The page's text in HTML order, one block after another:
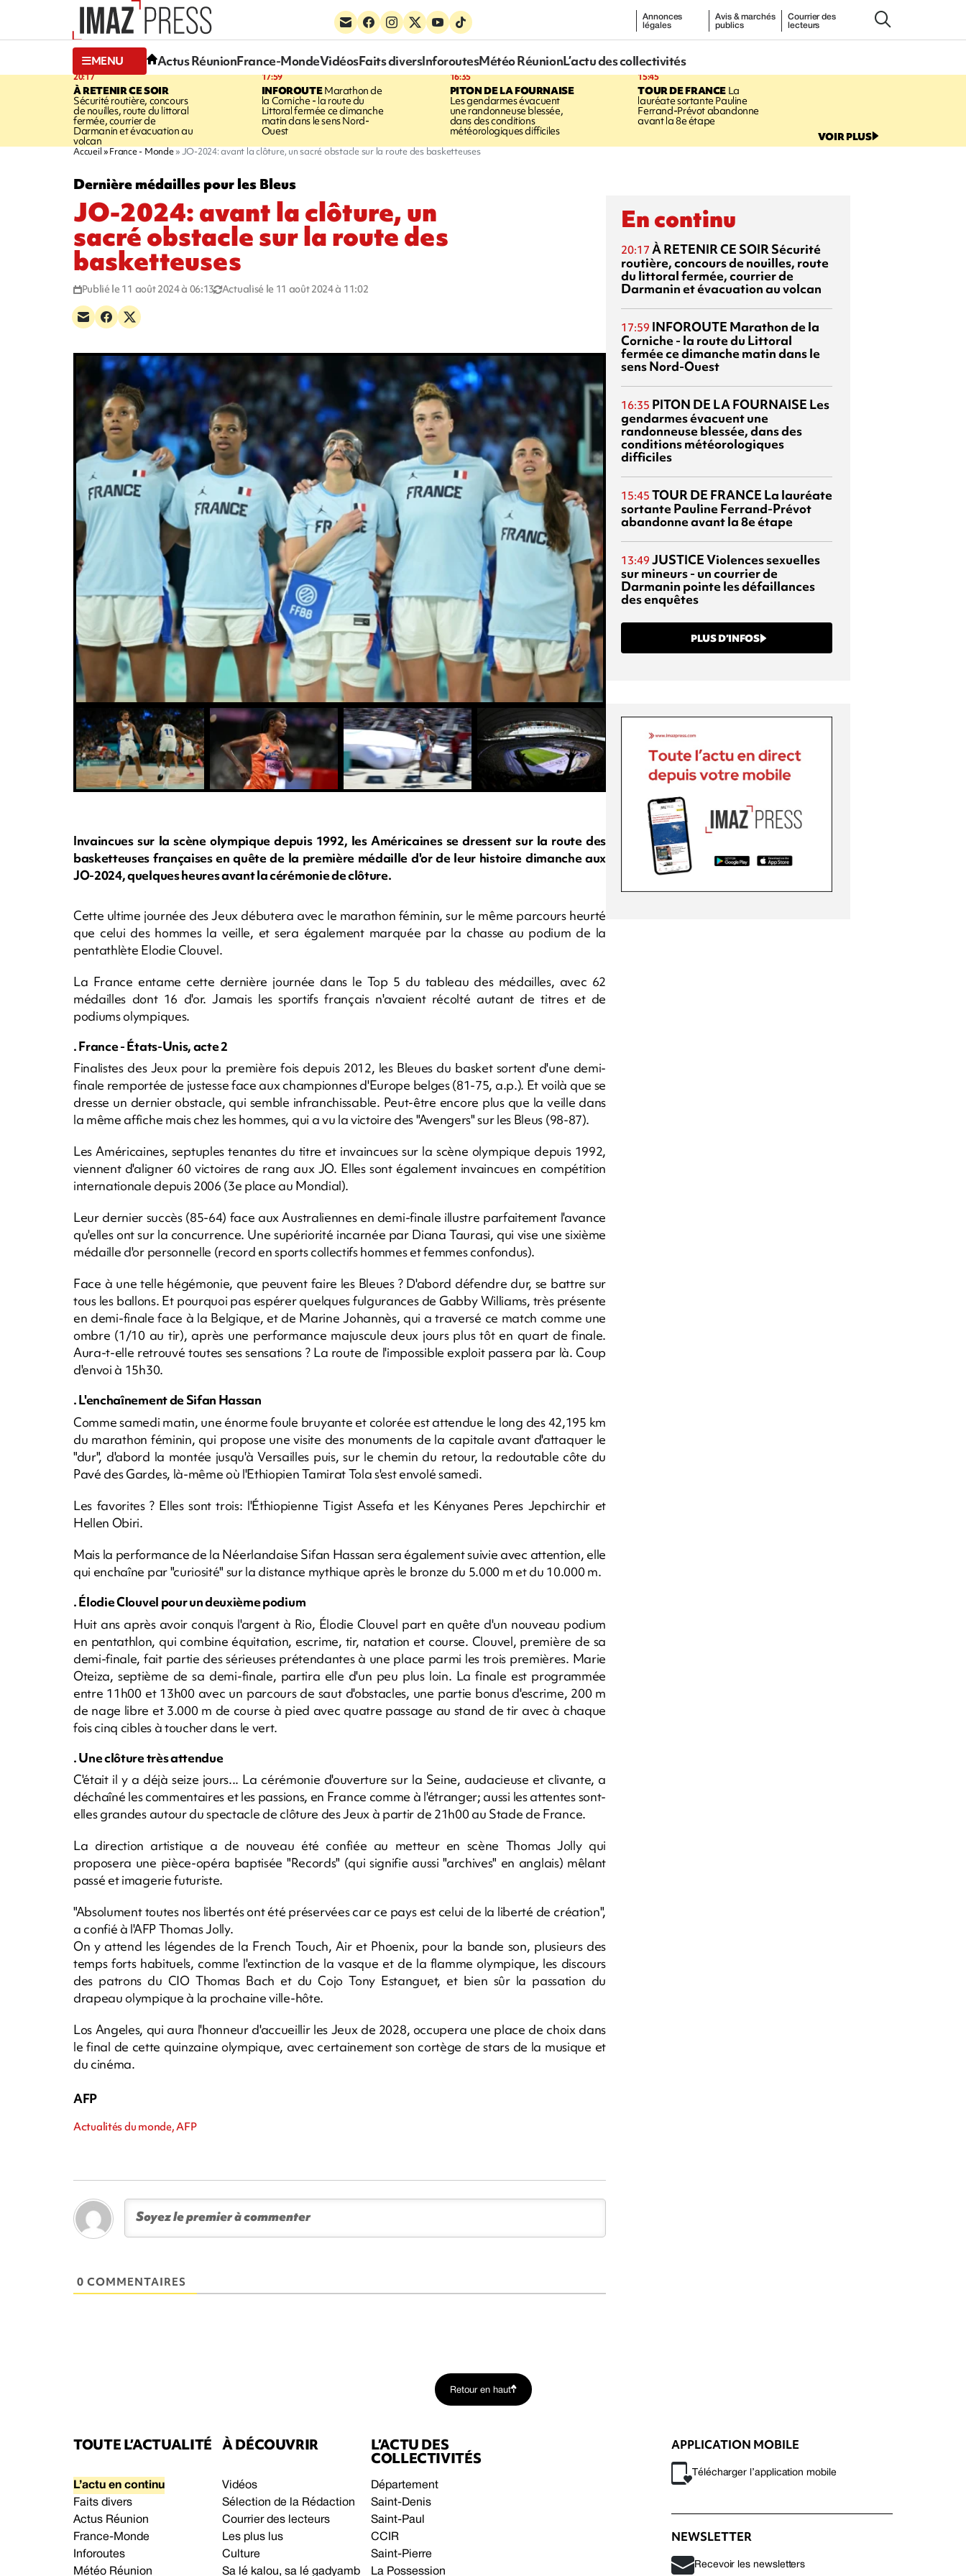
Annonces
légales
Avis & marchés
publics
Courrier des
lecteurs
MENU Actus RéunionFrance-MondeVidéosFaits diversInforoutesMétéo RéunionL’actu des collectivités
20:17
À RETENIR CE SOIR
Sécurité routière, concours
de nouilles, route du littoral
fermée, courrier de
Darmanin et évacuation au
volcan
17:59
INFOROUTEMarathon de
la Corniche - la route du
Littoral fermée ce dimanche
matin dans le sens Nord-
Ouest
16:35
PITON DE LA FOURNAISE
Les gendarmes évacuent
une randonneuse blessée,
dans des conditions
météorologiques difficiles
15:45
TOUR DE FRANCELa
lauréate sortante Pauline
Ferrand-Prévot abandonne
avant la 8e étape
VOIR PLUS
Accueil France - Monde JO-2024: avant la clôture, un sacré obstacle sur la route des basketteuses
Dernière médailles pour les Bleus
JO-2024: avant la clôture, un
sacré obstacle sur la route des
basketteuses
Publié le 11 août 2024 à 06:13 Actualisé le 11 août 2024 à 11:02
Invaincues sur la scène olympique depuis 1992, les Américaines se dressent sur la route des
basketteuses françaises en quête de la première médaille d'or de leur histoire dimanche aux
JO-2024, quelques heures avant la cérémonie de clôture.
Cette ultime journée des Jeux débutera avec le marathon féminin, sur le même parcours heurté
que celui des hommes la veille, et sera également marquée par la chasse au podium de la
pentathlète Elodie Clouvel.
La France entame cette dernière journée dans le Top 5 du tableau des médailles, avec 62
médailles dont 16 d'or. Jamais les sportifs français n'avaient récolté autant de titres et de
podiums olympiques.
. France - États-Unis, acte 2
Finalistes des Jeux pour la première fois depuis 2012, les Bleues du basket sortent d'une demi-
finale remportée de justesse face aux championnes d'Europe belges (81-75, a.p.). Et voilà que se
dresse un dernier obstacle, qui semble infranchissable. Peut-être encore plus que la veille dans
la même affiche mais chez les hommes, qui a vu la victoire des "Avengers" sur les Bleus (98-87).
Les Américaines, septuples tenantes du titre et invaincues sur la scène olympique depuis 1992,
viennent d'aligner 60 victoires de rang aux JO. Elles sont également invaincues en compétition
internationale depuis 2006 (3e place au Mondial).
Leur dernier succès (85-64) face aux Australiennes en demi-finale illustre parfaitement l'avance
qu'elles ont sur la concurrence. Une supériorité incarnée par Diana Taurasi, qui vise une sixième
médaille d'or personnelle (record en sports collectifs hommes et femmes confondus).
Face à une telle hégémonie, que peuvent faire les Bleues ? D'abord défendre dur, se battre sur
tous les ballons. Et pourquoi pas espérer quelques fulgurances de Gabby Williams, très présente
en demi-finale face à la Belgique, et de Marine Johannès, qui a traversé ce match comme une
ombre (1/10 au tir), après une performance majuscule deux jours plus tôt en quart de finale.
Aura-t-elle retrouvé toutes ses sensations ? La route de l'impossible exploit passera par là. Coup
d'envoi à 15h30.
. L'enchaînement de Sifan Hassan
Comme samedi matin, une énorme foule bruyante et colorée est attendue le long des 42,195 km
du marathon féminin, qui propose une visite des monuments de la capitale avant d'attaquer le
"dur", d'abord la montée jusqu'à Versailles puis, sur le chemin du retour, la redoutable côte du
Pavé des Gardes, là-même où l'Ethiopien Tamirat Tola s'est envolé samedi.
Les favorites ? Elles sont trois: l'Éthiopienne Tigist Assefa et les Kényanes Peres Jepchirchir et
Hellen Obiri.
Mais la performance de la Néerlandaise Sifan Hassan sera également suivie avec attention, elle
qui enchaîne par "curiosité" sur la distance mythique après le bronze du 5.000 m et du 10.000 m.
. Élodie Clouvel pour un deuxième podium
Huit ans après avoir conquis l'argent à Rio, Élodie Clouvel part en quête d'un nouveau podium
en pentathlon, qui combine équitation, escrime, tir, natation et course. Clouvel, première de sa
demi-finale, fait partie des sérieuses prétendantes à une place parmi les trois premières. Marie
Oteiza, septième de sa demi-finale, partira elle d'un peu plus loin. La finale est programmée
entre 11h00 et 13h00 avec un parcours de saut d'obstacles, une partie bonus d'escrime, 200 m
de nage libre et 3.000 m de course à pied avec quatre passage au stand de tir avec à chaque
fois cinq cibles à toucher dans le vert.
. Une clôture très attendue
C'était il y a déjà seize jours... La cérémonie d'ouverture sur la Seine, audacieuse et clivante, a
déchaîné les commentaires et les passions, en France comme à l'étranger; aussi les attentes sont-
elles grandes autour du spectacle de clôture des Jeux à partir de 21h00 au Stade de France.
La direction artistique a de nouveau été confiée au metteur en scène Thomas Jolly qui
proposera une pièce-opéra baptisée "Records" (qui signifie aussi "archives" en anglais) mêlant
passé et imagerie futuriste.
"Absolument toutes nos libertés ont été préservées car ce pays est celui de la liberté de création",
a confié à l'AFP Thomas Jolly.
On y attend les légendes de la French Touch, Air et Phoenix, pour la bande son, plusieurs des
temps forts habituels, comme l'extinction de la vasque et de la flamme olympique, les discours
des patrons du CIO Thomas Bach et du Cojo Tony Estanguet, et bien sûr la passation du
drapeau olympique à la prochaine ville-hôte.
Los Angeles, qui aura l'honneur d'accueillir les Jeux de 2028, occupera une place de choix dans
le final de cette quinzaine olympique, avec certainement son cortège de stars de la musique et
du cinéma.
AFP
Actualités du monde, AFP
0 COMMENTAIRES
En continu
20:17 À RETENIR CE SOIR Sécurité
routière, concours de nouilles, route
du littoral fermée, courrier de
Darmanin et évacuation au volcan
17:59 INFOROUTE Marathon de la
Corniche - la route du Littoral
fermée ce dimanche matin dans le
sens Nord-Ouest
16:35 PITON DE LA FOURNAISE Les
gendarmes évacuent une
randonneuse blessée, dans des
conditions météorologiques
difficiles
15:45 TOUR DE FRANCE La lauréate
sortante Pauline Ferrand-Prévot
abandonne avant la 8e étape
13:49 JUSTICEViolences sexuelles
sur mineurs - un courrier de
Darmanin pointe les défaillances
des enquêtes
PLUS D’INFOS
Retour en haut
TOUTE L’ACTUALITÉ
L’actu en continu
Faits divers
Actus Réunion
France-Monde
Inforoutes
Météo Réunion
À DÉCOUVRIR
Vidéos
Sélection de la Rédaction
Courrier des lecteurs
Les plus lus
Culture
Sa lé kalou, sa lé gadyamb
L’ACTU DES
COLLECTIVITÉS
Département
Saint-Denis
Saint-Paul
CCIR
Saint-Pierre
La Possession
APPLICATION MOBILE
Télécharger l’application mobile
NEWSLETTER
Recevoir les newsletters